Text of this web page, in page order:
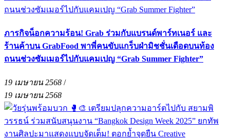
ภารกิจน็อกความร้อน! Grab ร่วมกับแบรนด์พาร์ทเนอร์ และ
ร้านค้าบน GrabFood พาพี่คนขับแกร็บฝ่ามิชชั่นเดือดบนท้อง
ถนนช่วงซัมเมอร์ไปกับแคมเปญ “Grab Summer Fighter”
19 เมษายน 2568 /
19 เมษายน 2568